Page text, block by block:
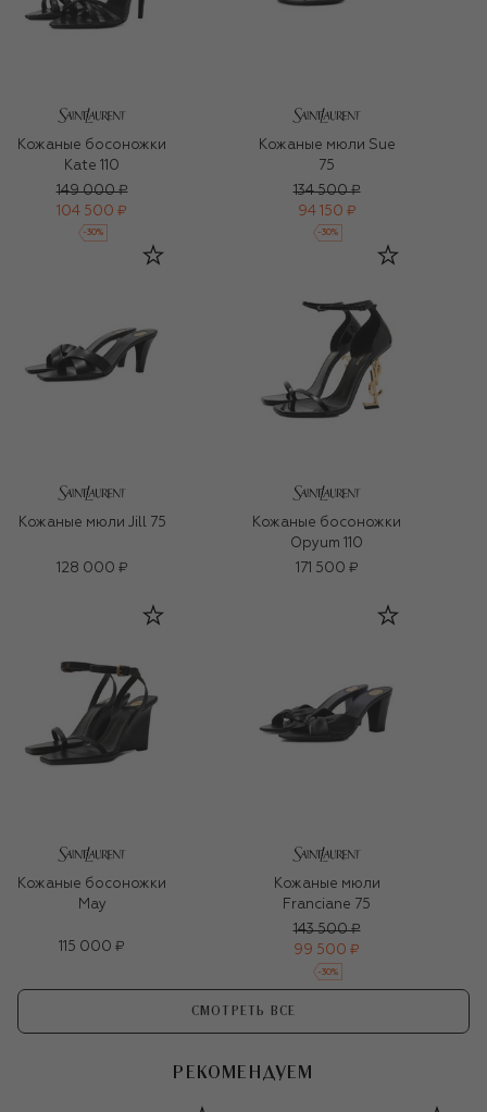
Кожаные босоножки
Kate 110
149 000 ₽
104 500 ₽
-30%
Кожаные мюли Sue
75
134 500 ₽
94 150 ₽
-30%
Кожаные мюли Jill 75
128 000 ₽
Кожаные босоножки
Opyum 110
171 500 ₽
Кожаные босоножки
May
115 000 ₽
Кожаные мюли
Franciane 75
143 500 ₽
99 500 ₽
-30%
СМОТРЕТЬ ВСЕ
РЕКОМЕНДУЕМ